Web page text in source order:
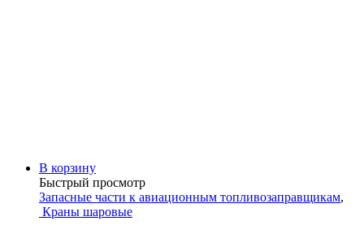
В корзину
Быстрый просмотр
Запасные части к авиационным топливозаправщикам,
Краны шаровые